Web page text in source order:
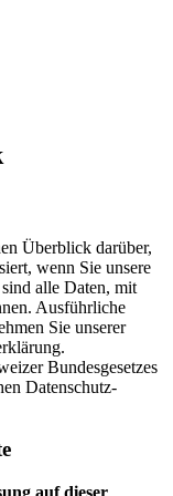
Überblick darüber,
wenn Sie unsere
sind alle Daten, mit
Ausführliche
Sie unserer
Bundesgesetzes
Datenschutz-
auf dieser